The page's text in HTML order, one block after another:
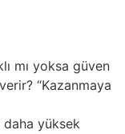
mı yoksa güven
“Kazanmaya
daha yüksek